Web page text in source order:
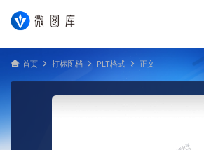
首页 打标图档 PLT格式 正文